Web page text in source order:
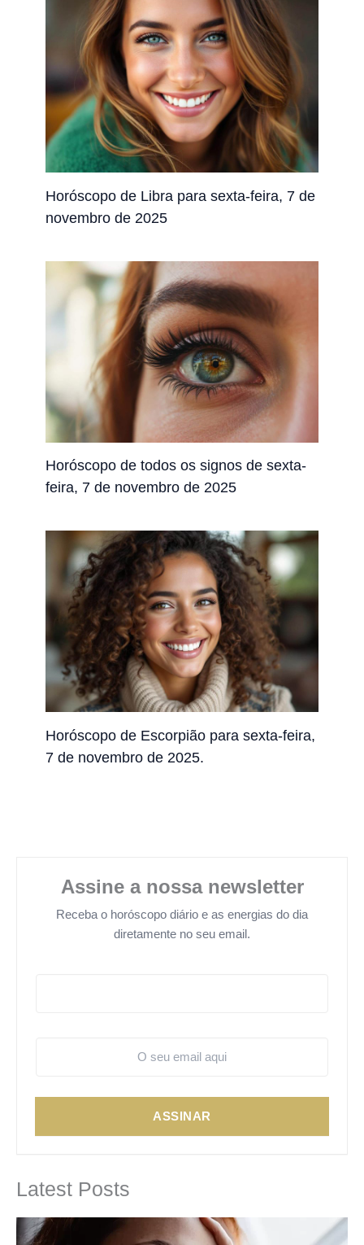
Horóscopo de Libra para sexta-feira, 7 de
novembro de 2025
Horóscopo de todos os signos de sexta-
feira, 7 de novembro de 2025
Horóscopo de Escorpião para sexta-feira,
7 de novembro de 2025.
Assine a nossa newsletter
Receba o horóscopo diário e as energias do dia
diretamente no seu email.
ASSINAR
Latest Posts